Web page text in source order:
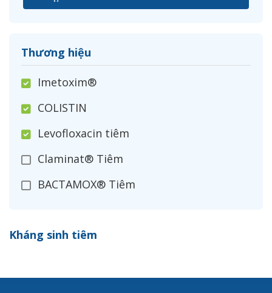
Thương hiệu
Imetoxim®
COLISTIN
Levofloxacin tiêm
Claminat® Tiêm
BACTAMOX® Tiêm
Ceftizoxim®
Kháng sinh tiêm